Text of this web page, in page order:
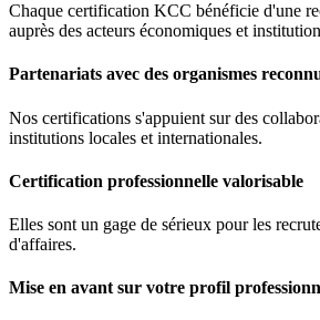
Chaque certification KCC bénéficie d'une
auprès des acteurs économiques et
Partenariats avec des organismes
Nos certifications s'appuient sur des
institutions locales et internationales.
Certification professionnelle valorisable
Elles sont un gage de sérieux pour les
d'affaires.
Mise en avant sur votre profil